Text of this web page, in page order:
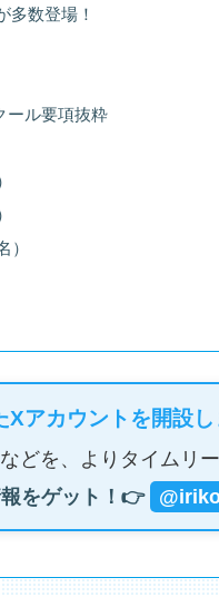
多数登場！
ール要項抜粋
）
Xアカウントを開設し
どを、よりタイムリ
をゲット！👉